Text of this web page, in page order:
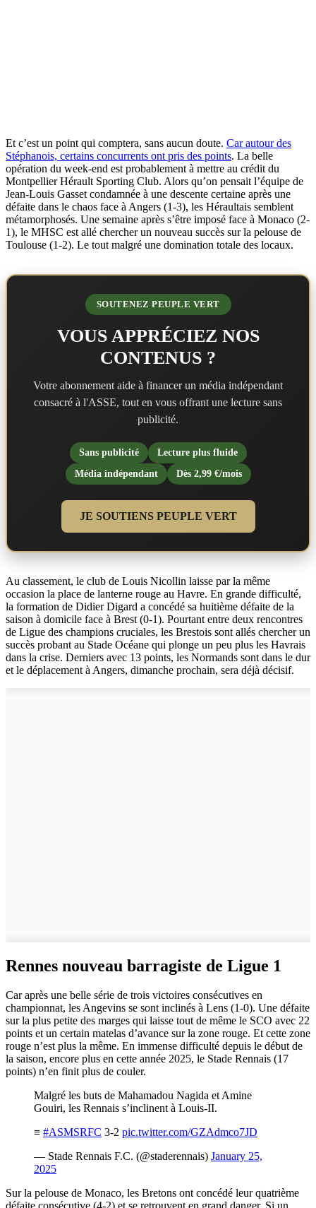
Et c’est un point qui comptera, sans aucun doute. Car autour des
Stéphanois, certains concurrents ont pris des points. La belle
opération du week-end est probablement à mettre au crédit du
Montpellier Hérault Sporting Club. Alors qu’on pensait l’équipe de
Jean-Louis Gasset condamnée à une descente certaine après une
défaite dans le chaos face à Angers (1-3), les Héraultais semblent
métamorphosés. Une semaine après s’être imposé face à Monaco (2-
1), le MHSC est allé chercher un nouveau succès sur la pelouse de
Toulouse (1-2). Le tout malgré une domination totale des locaux.
SOUTENEZ PEUPLE VERT
VOUS APPRÉCIEZ NOS
CONTENUS ?
Votre abonnement aide à financer un média indépendant
consacré à l'ASSE, tout en vous offrant une lecture sans
publicité.
Sans publicité
Lecture plus fluide
Média indépendant
Dès 2,99 €/mois
JE SOUTIENS PEUPLE VERT
Au classement, le club de Louis Nicollin laisse par la même
occasion la place de lanterne rouge au Havre. En grande difficulté,
la formation de Didier Digard a concédé sa huitième défaite de la
saison à domicile face à Brest (0-1). Pourtant entre deux rencontres
de Ligue des champions cruciales, les Brestois sont allés chercher un
succès probant au Stade Océane qui plonge un peu plus les Havrais
dans la crise. Derniers avec 13 points, les Normands sont dans le dur
et le déplacement à Angers, dimanche prochain, sera déjà décisif.
Rennes nouveau barragiste de Ligue 1
Car après une belle série de trois victoires consécutives en
championnat, les Angevins se sont inclinés à Lens (1-0). Une défaite
sur la plus petite des marges qui laisse tout de même le SCO avec 22
points et un certain matelas d’avance sur la zone rouge. Et cette zone
rouge n’est plus la même. En immense difficulté depuis le début de
la saison, encore plus en cette année 2025, le Stade Rennais (17
points) n’en finit plus de couler.
Malgré les buts de Mahamadou Nagida et Amine
Gouiri, les Rennais s’inclinent à Louis-II.
≡ #ASMSRFC 3-2 pic.twitter.com/GZAdmco7JD
— Stade Rennais F.C. (@staderennais) January 25,
2025
Sur la pelouse de Monaco, les Bretons ont concédé leur quatrième